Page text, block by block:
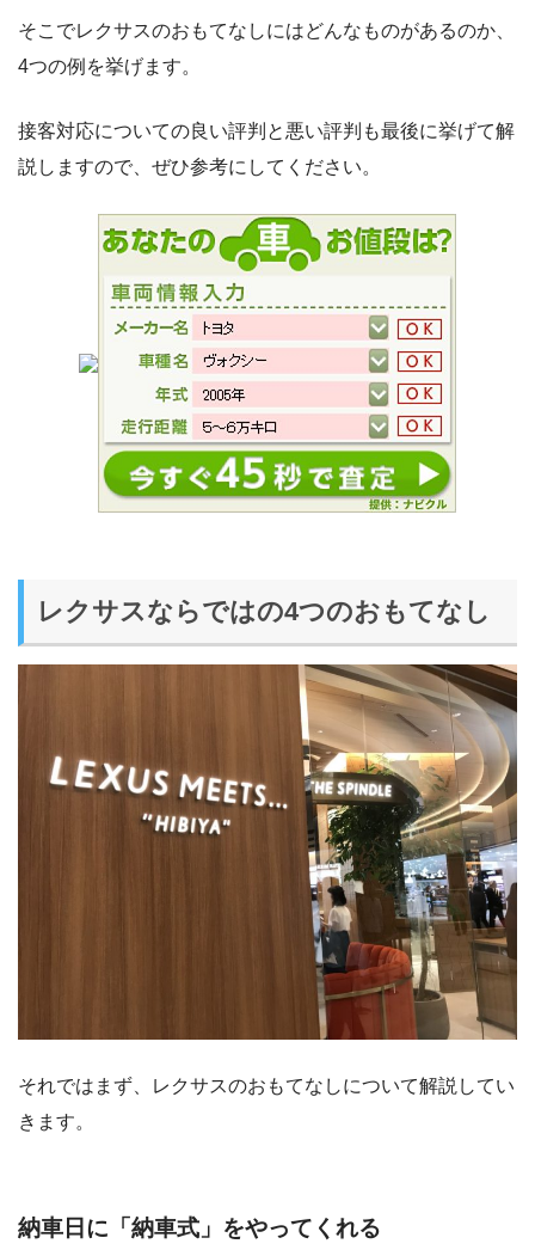
そこでレクサスのおもてなしにはどんなものがあるのか、
4つの例を挙げます。
接客対応についての良い評判と悪い評判も最後に挙げて解
説しますので、ぜひ参考にしてください。
レクサスならではの4つのおもてなし
それではまず、レクサスのおもてなしについて解説してい
きます。
納車日に「納車式」をやってくれる